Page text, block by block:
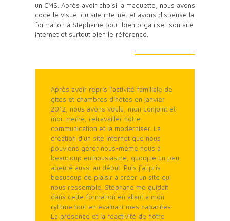
un CMS. Après avoir choisi la maquette, nous avons
codé le visuel du site internet et avons dispensé la
formation à Stéphanie pour bien organiser son site
internet et surtout bien le référencé.
Après avoir repris l’activité familiale de
gites et chambres d’hôtes en janvier
2012, nous avons voulu, mon conjoint et
moi-même, retravailler notre
communication et la moderniser. La
création d’un site internet que nous
pouvions gérer nous-même nous a
beaucoup enthousiasmé, quoique un peu
apeuré aussi au début. Puis j’ai pris
beaucoup de plaisir à créer un site qui
nous ressemble. Stéphane me guidait
dans cette formation en allant à mon
rythme tout en évaluant mes capacités.
La présence et la réactivité de notre